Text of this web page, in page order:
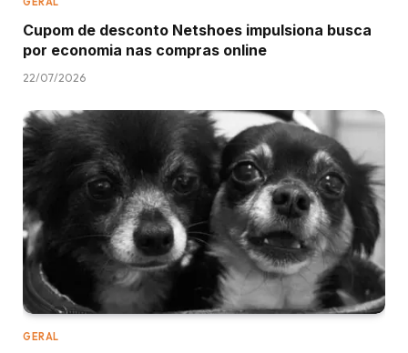
Cupom de desconto Netshoes impulsiona busca
por economia nas compras online
22/07/2026
GERAL